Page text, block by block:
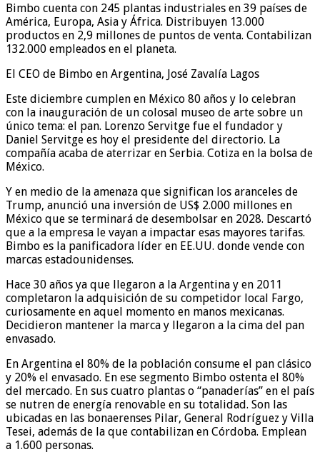
Bimbo cuenta con 245 plantas industriales en 39 países de
América, Europa, Asia y África. Distribuyen 13.000
productos en 2,9 millones de puntos de venta. Contabilizan
132.000 empleados en el planeta.
El CEO de Bimbo en Argentina, José Zavalía Lagos
Este diciembre cumplen en México 80 años y lo celebran
con la inauguración de un colosal museo de arte sobre un
único tema: el pan. Lorenzo Servitge fue el fundador y
Daniel Servitge es hoy el presidente del directorio. La
compañía acaba de aterrizar en Serbia. Cotiza en la bolsa de
México.
Y en medio de la amenaza que significan los aranceles de
Trump, anunció una inversión de US$ 2.000 millones en
México que se terminará de desembolsar en 2028. Descartó
que a la empresa le vayan a impactar esas mayores tarifas.
Bimbo es la panificadora líder en EE.UU. donde vende con
marcas estadounidenses.
Hace 30 años ya que llegaron a la Argentina y en 2011
completaron la adquisición de su competidor local Fargo,
curiosamente en aquel momento en manos mexicanas.
Decidieron mantener la marca y llegaron a la cima del pan
envasado.
En Argentina el 80% de la población consume el pan clásico
y 20% el envasado. En ese segmento Bimbo ostenta el 80%
del mercado. En sus cuatro plantas o “panaderías” en el país
se nutren de energía renovable en su totalidad. Son las
ubicadas en las bonaerenses Pilar, General Rodríguez y Villa
Tesei, además de la que contabilizan en Córdoba. Emplean
a 1.600 personas.